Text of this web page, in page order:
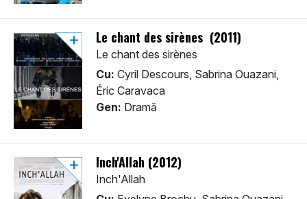
Le chant des sirènes (2011)
Le chant des sirènes
Cu: Cyril Descours, Sabrina Ouazani,
Éric Caravaca
Gen: Dramă
Inch'Allah (2012)
Inch'Allah